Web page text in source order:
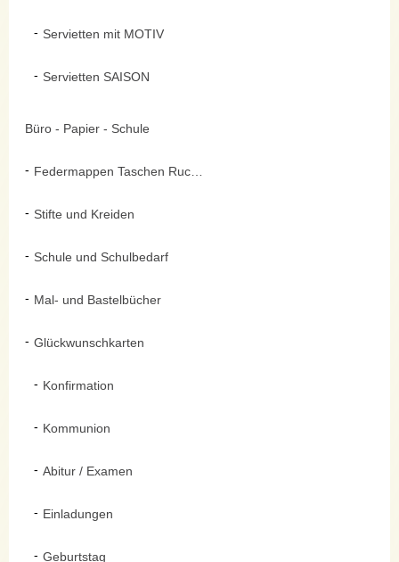
Servietten mit MOTIV
Servietten SAISON
Büro - Papier - Schule
Stifte und Kreiden
Schule und Schulbedarf
Mal- und Bastelbücher
Glückwunschkarten
Konfirmation
Kommunion
Abitur / Examen
Einladungen
Geburtstag